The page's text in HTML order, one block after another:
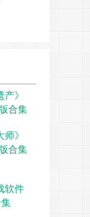
》
合集
》
合集
软件